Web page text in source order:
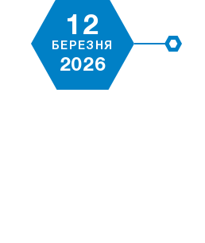
12
БЕРЕЗНЯ
2026